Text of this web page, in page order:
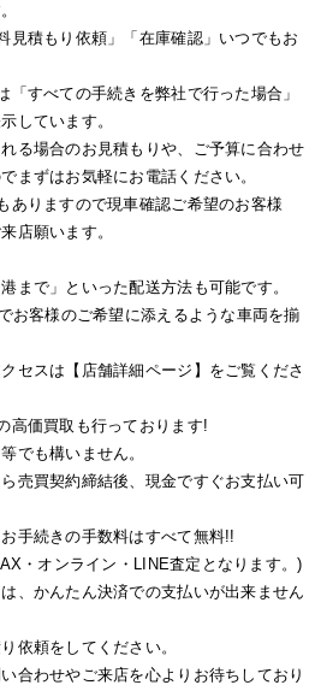
見積もり依頼」「在庫確認」いつでもお
すべての手続きを弊社で行った場合」
しています。
る場合のお見積もりや、ご予算に合わせ
まずはお気軽にお電話ください。
ありますので現車確認ご希望のお客様
店願います。
まで」といった配送方法も可能です。
お客様のご希望に添えるような車両を揃
セスは【店舗詳細ページ】をご覧くださ
高価買取も行っております!
でも構いません。
売買契約締結後、現金ですぐお支払い可
手続きの手数料はすべて無料!!
・オンライン・LINE査定となります。)
、かんたん決済での支払いが出来ません
依頼をしてください。
合わせやご来店を心よりお待ちしており